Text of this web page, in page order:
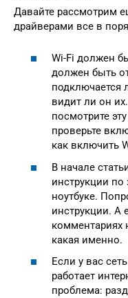
Давайте рассмотрим
драйверами все в
Wi-Fi должен
должен быть
подключается
видит ли он
посмотрите
проверьте
как включить
В начале
инструкции по
ноутбуке.
инструкции. А
комментариях
какая именно.
Если у вас
работает
проблема: